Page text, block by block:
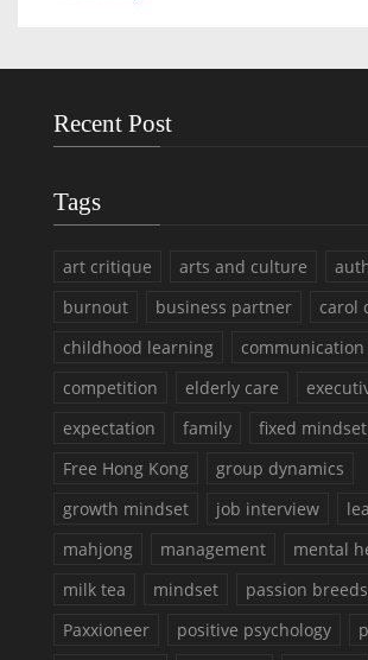
Recent Post
Tags
art critique arts and culture
burnout
business partner
carol
childhood learning
communication
competition
elderly care
expectation
family
fixed mindset
Free Hong Kong
group dynamics
growth mindset
job interview
mahjong
management
mental
milk tea
mindset
passion
Paxxioneer
positive psychology